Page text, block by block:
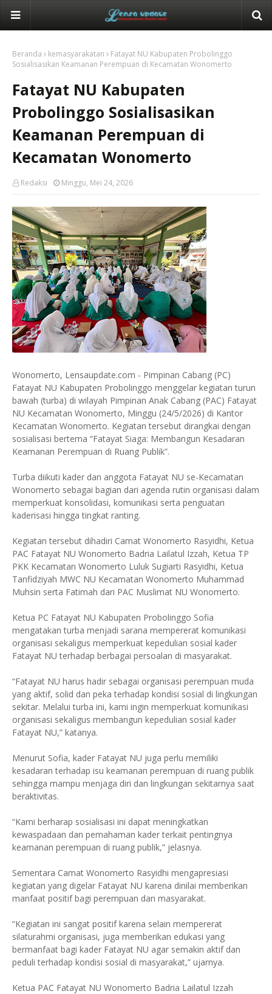
Beranda kemasyarakatan
Fatayat NU Kabupaten Probolinggo
Sosialisasikan Keamanan Perempuan di Kecamatan Wonomerto
Fatayat NU Kabupaten
Probolinggo Sosialisasikan
Keamanan Perempuan di
Kecamatan Wonomerto
Redaksi Minggu, Mei 24, 2026
Wonomerto, Lensaupdate.com - Pimpinan Cabang (PC)
Fatayat NU Kabupaten Probolinggo menggelar kegiatan turun
bawah (turba) di wilayah Pimpinan Anak Cabang (PAC) Fatayat
NU Kecamatan Wonomerto, Minggu (24/5/2026) di Kantor
Kecamatan Wonomerto. Kegiatan tersebut dirangkai dengan
sosialisasi bertema “Fatayat Siaga: Membangun Kesadaran
Keamanan Perempuan di Ruang Publik”.
Turba diikuti kader dan anggota Fatayat NU se-Kecamatan
Wonomerto sebagai bagian dari agenda rutin organisasi dalam
memperkuat konsolidasi, komunikasi serta penguatan
kaderisasi hingga tingkat ranting.
Kegiatan tersebut dihadiri Camat Wonomerto Rasyidhi, Ketua
PAC Fatayat NU Wonomerto Badria Lailatul Izzah, Ketua TP
PKK Kecamatan Wonomerto Luluk Sugiarti Rasyidhi, Ketua
Tanfidziyah MWC NU Kecamatan Wonomerto Muhammad
Muhsin serta Fatimah dari PAC Muslimat NU Wonomerto.
Ketua PC Fatayat NU Kabupaten Probolinggo Sofia
mengatakan turba menjadi sarana mempererat komunikasi
organisasi sekaligus memperkuat kepedulian sosial kader
Fatayat NU terhadap berbagai persoalan di masyarakat.
“Fatayat NU harus hadir sebagai organisasi perempuan muda
yang aktif, solid dan peka terhadap kondisi sosial di lingkungan
sekitar. Melalui turba ini, kami ingin memperkuat komunikasi
organisasi sekaligus membangun kepedulian sosial kader
Fatayat NU,” katanya.
Menurut Sofia, kader Fatayat NU juga perlu memiliki
kesadaran terhadap isu keamanan perempuan di ruang publik
sehingga mampu menjaga diri dan lingkungan sekitarnya saat
beraktivitas.
“Kami berharap sosialisasi ini dapat meningkatkan
kewaspadaan dan pemahaman kader terkait pentingnya
keamanan perempuan di ruang publik,” jelasnya.
Sementara Camat Wonomerto Rasyidhi mengapresiasi
kegiatan yang digelar Fatayat NU karena dinilai memberikan
manfaat positif bagi perempuan dan masyarakat.
“Kegiatan ini sangat positif karena selain mempererat
silaturahmi organisasi, juga memberikan edukasi yang
bermanfaat bagi kader Fatayat NU agar semakin aktif dan
peduli terhadap kondisi sosial di masyarakat,” ujarnya.
Ketua PAC Fatayat NU Wonomerto Badria Lailatul Izzah